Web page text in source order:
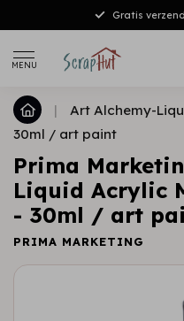
Gratis
MENU
|
Art Alchemy-
30ml / art paint
Prima
Liquid Acrylic
- 30ml / art
PRIMA MARKETING